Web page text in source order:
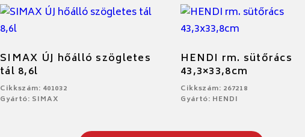
SIMAX ÚJ hőálló szögletes
tál 8,6l
Cikkszám: 401032
Gyártó: SIMAX
HENDI rm. sütőrács
43,3×33,8cm
Cikkszám: 267218
Gyártó: HENDI